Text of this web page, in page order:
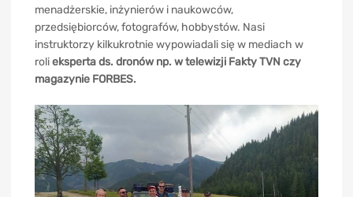
menadżerskie, inżynierów i naukowców,
przedsiębiorców, fotografów, hobbystów. Nasi
instruktorzy kilkukrotnie wypowiadali się w mediach w
rolieksperta ds. dronów np. w telewizji Fakty TVN czy
magazynie FORBES.